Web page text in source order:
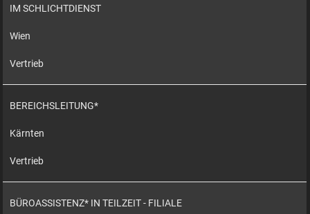
IM SCHLICHTDIENST
Wien
Vertrieb
BEREICHSLEITUNG*
Kärnten
Vertrieb
BÜROASSISTENZ* IN TEILZEIT - FILIALE